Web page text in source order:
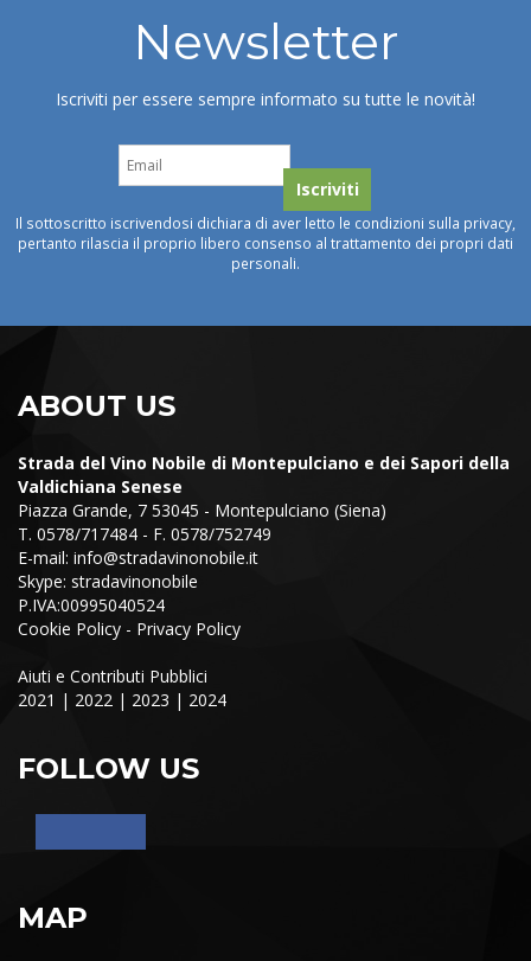
Newsletter
Iscriviti per essere sempre informato su tutte le novità!
Il sottoscritto iscrivendosi dichiara di aver letto le condizioni sulla privacy,
pertanto rilascia il proprio libero consenso al trattamento dei propri dati
personali.
ABOUT US
Strada del Vino Nobile di Montepulciano e dei Sapori della
Valdichiana Senese
Piazza Grande, 7 53045 - Montepulciano (Siena)
T. 0578/717484 - F. 0578/752749
E-mail: info@stradavinonobile.it
Skype: stradavinonobile
P.IVA:00995040524
Cookie Policy - Privacy Policy
Aiuti e Contributi Pubblici
2021 | 2022 | 2023 | 2024
FOLLOW US
MAP